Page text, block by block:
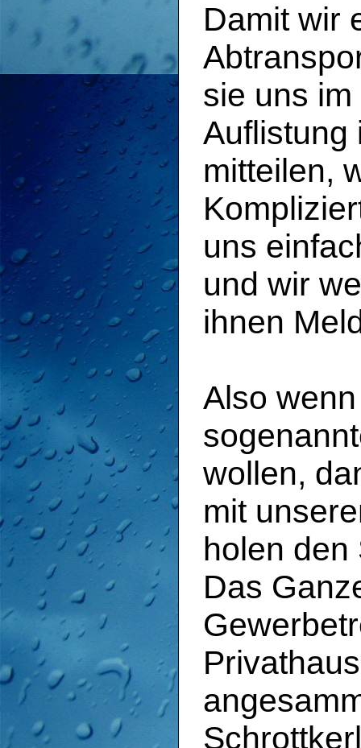
Damit wir
sie uns
Auflistung
mitteilen,
uns
und wir
ihnen
Also
wollen,
mit
holen den
Das